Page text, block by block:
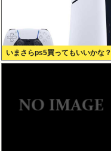
いまさらps5買ってもいいかな？